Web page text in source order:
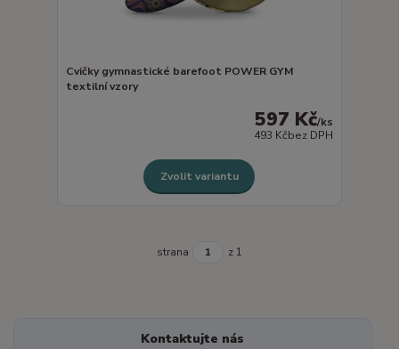
Cvičky gymnastické barefoot POWER GYM
textilní vzory
597 Kč/ks
493 Kčbez DPH
Zvolit variantu
strana z 1
Kontaktujte nás